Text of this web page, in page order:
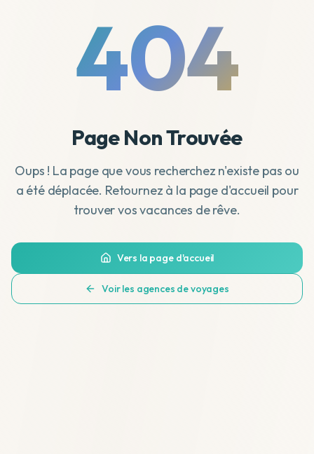
404
Page Non Trouvée
Oups ! La page que vous recherchez n'existe pas ou
a été déplacée. Retournez à la page d'accueil pour
trouver vos vacances de rêve.
Vers la page d'accueil
Voir les agences de voyages